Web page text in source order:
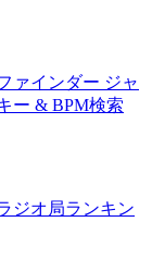
ァインダー ジャ
ー & BPM検索
ジオ局ランキン